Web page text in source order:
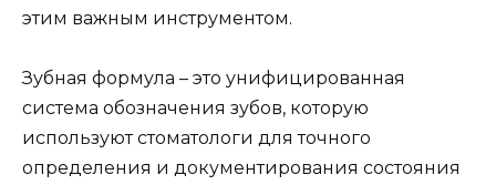
этим важным инструментом.
Зубная формула – это унифицированная
система обозначения зубов, которую
используют стоматологи для точного
определения и документирования состояния